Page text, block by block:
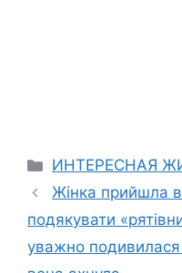
Categories
ИНТЕРЕСНАЯ
Жінка прийшла
подякувати
уважно подивилася